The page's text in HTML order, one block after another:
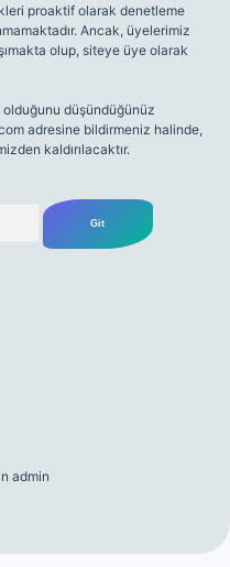
proaktif olarak denetleme
Ancak, üyelerimiz
olup, siteye üye olarak
düşündüğünüz
adresine bildirmeniz halinde,
kaldırılacaktır.
admin